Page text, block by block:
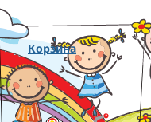
Корзина